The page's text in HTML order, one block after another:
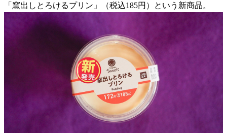
「窯出しとろけるプリン」（税込185円）という新商品。